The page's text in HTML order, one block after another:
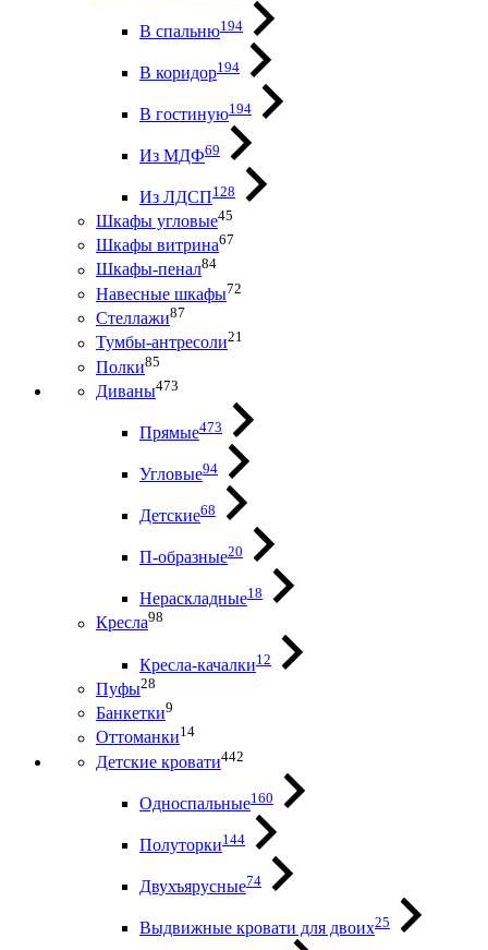
В спальню194
В коридор194
В гостиную194
Из МДФ69
Из ЛДСП128
Шкафы угловые45
Шкафы витрина67
Шкафы-пенал84
Навесные шкафы72
Стеллажи87
Тумбы-антресоли21
Полки85
Диваны473
Прямые473
Угловые94
Детские68
П-образные20
Нераскладные18
Кресла98
Кресла-качалки12
Пуфы28
Банкетки9
Оттоманки14
Детские кровати442
Односпальные160
Полуторки144
Двухъярусные74
Выдвижные кровати для двоих25